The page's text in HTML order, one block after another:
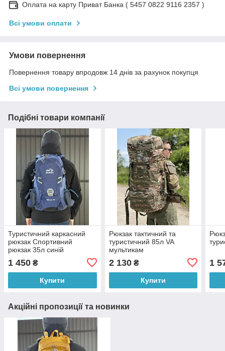
Оплата на карту Приват Банка ( 5457 0822 9116 2357 )
Всі умови оплати
Умови повернення
Повернення товару впродовж 14 днів за рахунок покупця
Всі умови повернення
Подібні товари компанії
Туристичний каркасний
рюкзак Спортивний
рюкзак 35л синій
1 450 ₴
Купити
Рюкзак тактичний та
туристичний 85л VA
мультикам
2 130₴
Купити
1
Акційні пропозиції та новинки